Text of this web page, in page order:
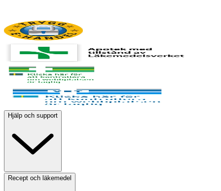
Hjälp och support
Recept och läkemedel